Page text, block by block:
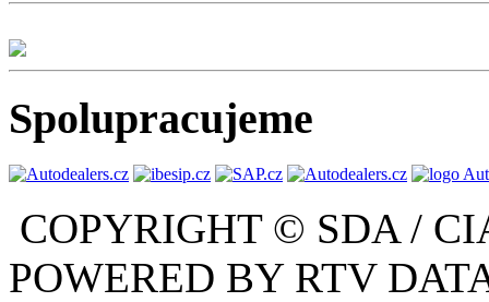
Spolupracujeme
COPYRIGHT © SDA /
POWERED BY RTV